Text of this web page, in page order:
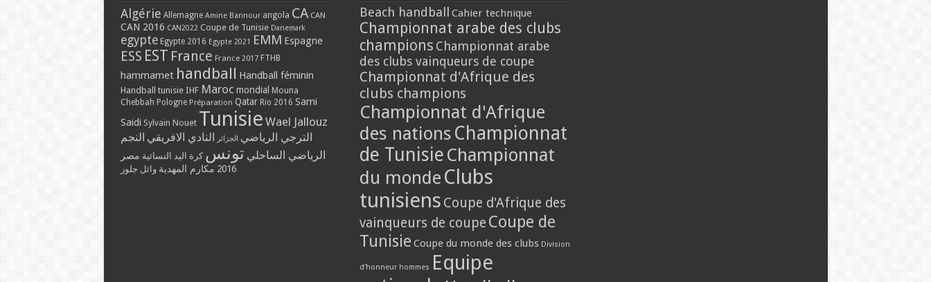
Algérie Allemagne Amine Bannour angola CA CAN
CAN 2016 CAN2022 Coupe de Tunisie Danemark
egypte Egypte 2016 Egypte 2021 EMM Espagne
ESS EST France France 2017 FTHB
hammamet handball Handball féminin
Handball tunisie IHF Maroc mondial Mouna
Chebbah Pologne Préparation Qatar Rio 2016 Sami
Saidi Sylvain Nouet Tunisie Wael Jallouz
الترجي الرياضي الجزائر النادي الافريقي النجم
الرياضي الساحلي تونس كرة اليد النسائية مصر
2016 مكارم المهدية وائل جلوز
Beach handball Cahier technique
Championnat arabe des clubs
champions Championnat arabe
des clubs vainqueurs de coupe
Championnat d'Afrique des
clubs champions
Championnat d'Afrique
des nations Championnat
de Tunisie Championnat
du monde Clubs
tunisiens Coupe d'Afrique des
vainqueurs de coupe Coupe de
Tunisie Coupe du monde des clubs Division
d'honneur hommes Equipe